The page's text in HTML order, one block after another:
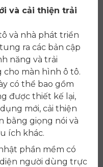
và cải thiện trải
và nhà phát triển
ra các bản cập
năng và trải
màn hình ô tô.
có thể bao gồm
được thiết kế lại,
mới, cải thiện
bằng giọng nói và
ích khác.
phần mềm có
người dùng trực